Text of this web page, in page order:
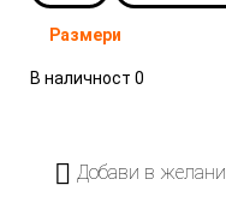
Размери
В наличност 0
Добави в желани